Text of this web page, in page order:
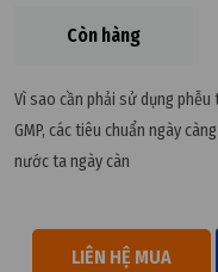
Còn hàng
Vì sao cần phải sử dụng
GMP, các tiêu chuẩn ngày
nước ta ngày càn
LIÊN HỆ MUA